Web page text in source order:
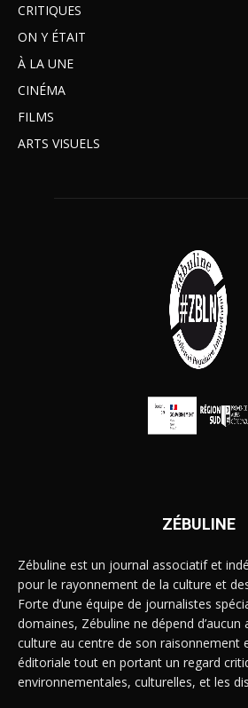
CRITIQUES
ON Y ÉTAIT
À LA UNE
CINÉMA
FILMS
ARTS VISUELS
ZÉBULINE
Zébuline est un journal associatif et
pour le rayonnement de la culture et
Forte d’une équipe de journalistes
domaines, Zébuline ne dépend d’aucun
culture au centre de son raisonnement
éditoriale tout en portant un regard
environnementales, culturelles, et les